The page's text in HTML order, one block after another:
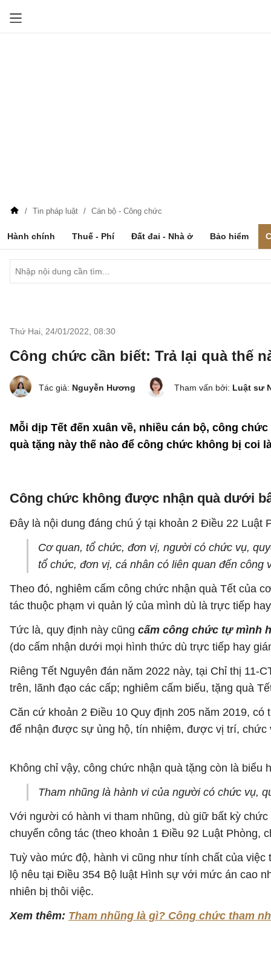
Tin pháp luật Cán bộ - Công chức
Hành chính Thuế - Phí Đất đai - Nhà ở Bảo hiểm
Thứ Hai, 24/01/2022 08:30
Công chức cần biết: Trả lại quà thế
Tác giả: Nguyễn Hương Tham vấn bởi: Luật sư
Mỗi dịp Tết đến xuân về, nhiều cán bộ, công
quà tặng này thế nào để công chức không bị coi
Công chức không được nhận quà dưới
Đây là nội dung đáng chú ý tại khoản 2 Điều 22 Luật
Cơ quan, tổ chức, đơn vị, người có chức vụ,
tổ chức, đơn vị, cá nhân có liên quan đến
Theo đó, nghiêm cấm công chức nhận quà Tết của
tác thuộc phạm vi quản lý của mình dù là trực tiếp
Tức là, quy định này cũng cấm công chức tự mình
(do cấm nhận dưới mọi hình thức dù trực tiếp hay
Riêng Tết Nguyên đán năm 2022 này, tại Chỉ thị 11-
trên, lãnh đạo các cấp; nghiêm cấm biếu, tặng quà
Căn cứ khoản 2 Điều 10 Quy định 205 năm 2019,
để nhận được sự ủng hộ, tín nhiệm, được vị trí,
Không chỉ vậy, công chức nhận quà tặng còn là
Tham nhũng là hành vi của người có chức vụ,
Với người có hành vi tham nhũng, dù giữ bất kỳ
chuyển công tác (theo khoản 1 Điều 92 Luật Phòng,
Tuỳ vào mức độ, hành vi cũng như tính chất của
lộ nêu tại Điều 354 Bộ luật Hình sự với mức án cao
nhiên bị thôi việc.
Xem thêm: Tham nhũng là gì? Công chức tham